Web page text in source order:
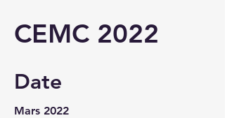
CEMC 2022
Date
Mars 2022